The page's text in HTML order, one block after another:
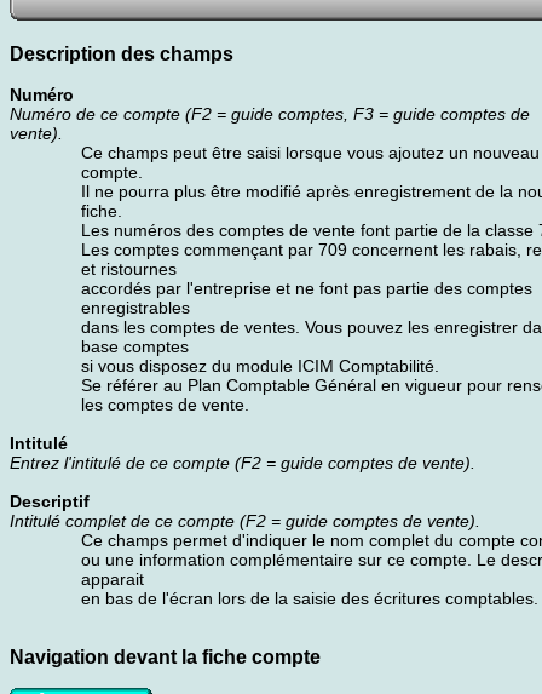
Description des champs
Numéro
Numéro de ce compte (F2 = guide comptes, F3 = guide comptes de
vente).
Ce champs peut être saisi lorsque vous ajoutez un nouveau
compte.
Il ne pourra plus être modifié après enregistrement de la
fiche.
Les numéros des comptes de vente font partie de la classe
Les comptes commençant par 709 concernent les rabais,
et ristournes
accordés par l'entreprise et ne font pas partie des comptes
enregistrables
dans les comptes de ventes. Vous pouvez les enregistrer
base comptes
si vous disposez du module ICIM Comptabilité.
Se référer au Plan Comptable Général en vigueur pour
les comptes de vente.
Intitulé
Entrez l'intitulé de ce compte (F2 = guide comptes de vente).
Descriptif
Intitulé complet de ce compte (F2 = guide comptes de vente).
Ce champs permet d'indiquer le nom complet du compte
ou une information complémentaire sur ce compte. Le
apparait
en bas de l'écran lors de la saisie des écritures comptables.
Navigation devant la fiche compte